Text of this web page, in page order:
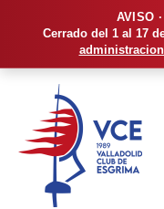
AVISO
Cerrado del 1 al 17
contenido